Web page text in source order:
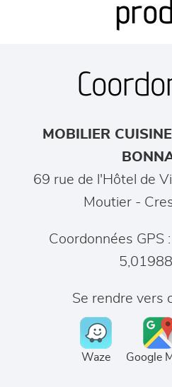
meubles de complément
chambres et dressing
MOBILIER
69 rue de l'Hôtel de
Moutier -
Coordonnées GPS
Se rendre vers
Waze Google